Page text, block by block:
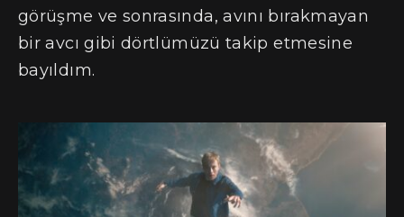
görüşme ve sonrasında, avını bırakmayan
bir avcı gibi dörtlümüzü takip etmesine
bayıldım.